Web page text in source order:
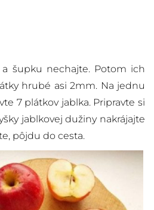
šupku nechajte. Potom ich
hrubé asi 2mm. Na jednu
7 plátkov jablka. Pripravte si
jablkovej dužiny nakrájajte
pôjdu do cesta.